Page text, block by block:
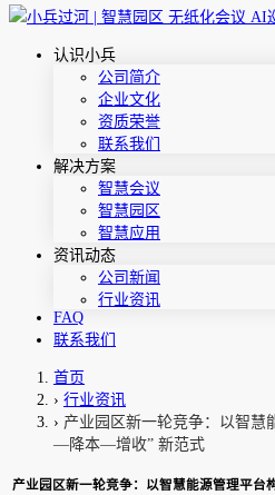
认识小兵
公司简介
企业文化
资质荣誉
联系我们
解决方案
智慧会议
智慧园区
智慧应用
资讯动态
公司新闻
行业资讯
FAQ
联系我们
首页
› 行业资讯
› 产业园区新一轮竞争：以智
—降本—增收” 新范式
产业园区新一轮竞争：以智慧能源管理平